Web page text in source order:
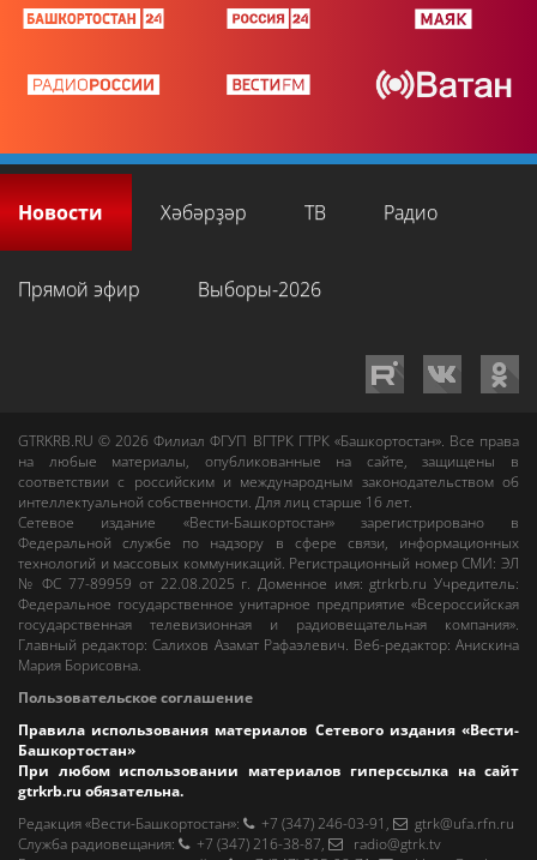
Новости Хәбәрҙәр ТВ Радио
Прямой эфир Выборы-2026
GTRKRB.RU © 2026Филиал ФГУП ВГТРК ГТРК «Башкортостан». Все права
на любые материалы, опубликованные на сайте, защищены в
соответствии с российским и международным законодательством об
интеллектуальной собственности. Для лиц старше 16 лет.
Сетевое издание «Вести-Башкортостан»зарегистрировано в
Федеральной службе по надзору в сфере связи, информационных
технологий и массовых коммуникаций. Регистрационный номер СМИ: ЭЛ
№ ФС 77-89959 от 22.08.2025 г. Доменное имя:gtrkrb.ru Учредитель:
Федеральное государственное унитарное предприятие «Всероссийская
государственная телевизионная и радиовещательная компания».
Главный редактор:Салихов Азамат Рафаэлевич. Веб-редактор:Анискина
Мария Борисовна.
Пользовательское соглашение
Правила использования материалов Сетевого издания «Вести-
Башкортостан»
При любом использовании материалов гиперссылка на сайт
gtrkrb.ru обязательна.
Редакция «Вести-Башкортостан»: +7 (347) 246-03-91 ,
gtrk@ufa.rfn.ru
Cлужба радиовещания: +7 (347) 216-38-87,
radio@gtrk.tv